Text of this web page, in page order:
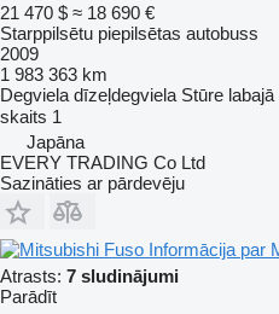
21 470 $ ≈ 18 690 €
Starppilsētu piepilsētas autobuss
2009
1 983 363 km
Degviela dīzeļdegviela Stūre
skaits 1
Japāna
EVERY TRADING Co Ltd
Sazināties ar pārdevēju
Informācija par
Atrasts: 7 sludinājumi
Parādīt